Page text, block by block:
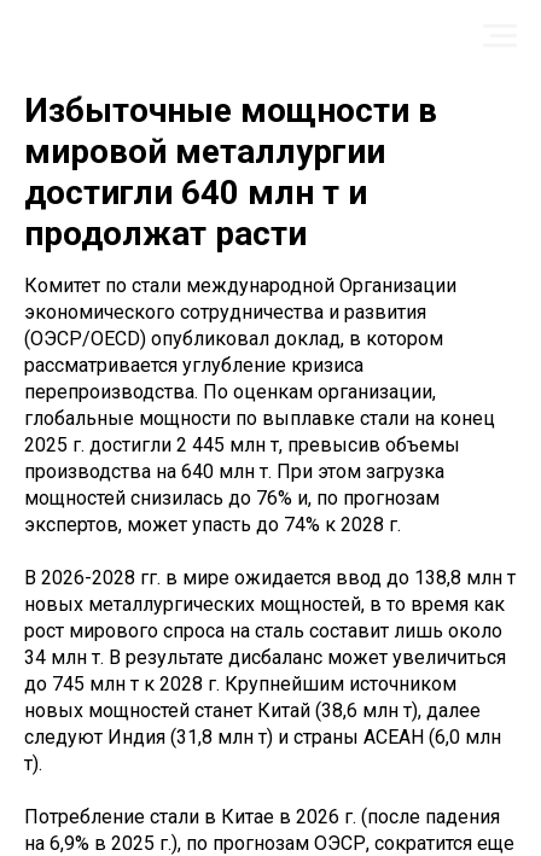
Избыточные мощности в
мировой металлургии
достигли 640 млн т и
продолжат расти
Комитет по стали международной Организации
экономического сотрудничества и развития
(ОЭСР/OECD) опубликовал доклад, в котором
рассматривается углубление кризиса
перепроизводства. По оценкам организации,
глобальные мощности по выплавке стали на конец
2025 г. достигли 2 445 млн т, превысив объемы
производства на 640 млн т. При этом загрузка
мощностей снизилась до 76% и, по прогнозам
экспертов, может упасть до 74% к 2028 г.
В 2026-2028 гг. в мире ожидается ввод до 138,8 млн т
новых металлургических мощностей, в то время как
рост мирового спроса на сталь составит лишь около
34 млн т. В результате дисбаланс может увеличиться
до 745 млн т к 2028 г. Крупнейшим источником
новых мощностей станет Китай (38,6 млн т), далее
следуют Индия (31,8 млн т) и страны АСЕАН (6,0 млн
т).
Потребление стали в Китае в 2026 г. (после падения
на 6,9% в 2025 г.), по прогнозам ОЭСР, сократится еще